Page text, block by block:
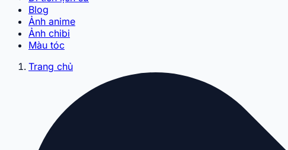
Blog
Ảnh anime
Ảnh chibi
Màu tóc
Trang chủ